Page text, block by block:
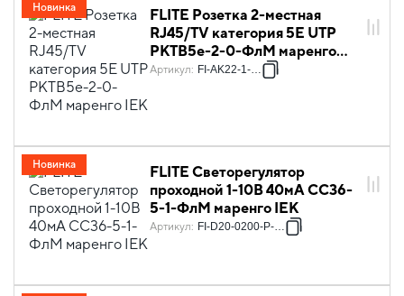
FLITE Розетка 2-местная
RJ45/TV категория 5Е UTP
РКТВ5е-2-0-ФлМ маренго
IEK
Артикул: FI-AK22-1-K35
Новинка
FLITE Светорегулятор
проходной 1-10В 40мА СС36-
5-1-ФлМ маренго IEK
Артикул: FI-D20-0200-P-K35
Новинка